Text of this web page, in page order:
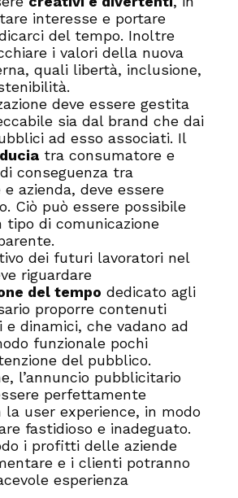
interesse e portare
del tempo. Inoltre
i valori della nuova
quali libertà, inclusione,
deve essere gestita
sia dal brand che dai
ad esso associati. Il
tra consumatore e
conseguenza tra
azienda, deve essere
Ciò può essere possibile
tipo di comunicazione
dei futuri lavoratori nel
riguardare
del tempo dedicato agli
proporre contenuti
e dinamici, che vadano ad
funzionale pochi
del pubblico.
l’annuncio pubblicitario
perfettamente
la user experience, in modo
fastidioso e inadeguato.
i profitti delle aziende
e i clienti potranno
esperienza